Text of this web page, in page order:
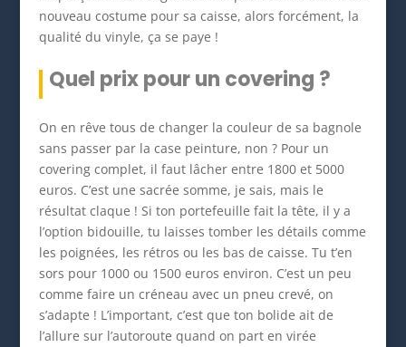
nouveau costume pour sa caisse, alors forcément, la
qualité du vinyle, ça se paye !
Quel prix pour un covering ?
On en rêve tous de changer la couleur de sa bagnole
sans passer par la case peinture, non ? Pour un
covering complet, il faut lâcher entre 1800 et 5000
euros. C’est une sacrée somme, je sais, mais le
résultat claque ! Si ton portefeuille fait la tête, il y a
l’option bidouille, tu laisses tomber les détails comme
les poignées, les rétros ou les bas de caisse. Tu t’en
sors pour 1000 ou 1500 euros environ. C’est un peu
comme faire un créneau avec un pneu crevé, on
s’adapte ! L’important, c’est que ton bolide ait de
l’allure sur l’autoroute quand on part en virée